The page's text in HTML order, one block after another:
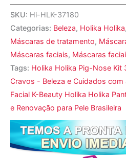
SKU: Hi-HLK-37180
Categorias: Beleza, Holika Holika,
Máscaras de tratamento,
Máscaras faciais, Máscaras
Tags: Holika Holika Pig-Nose Kit
Cravos - Beleza e Cuidados com
Facial K-Beauty Holika Holika
e Renovação para Pele Brasileira